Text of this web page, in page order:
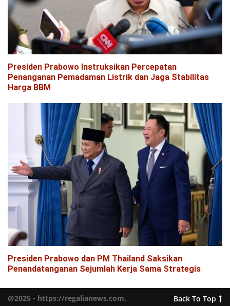
Presiden Prabowo Instruksikan Percepatan
Penanganan Pemadaman Listrik dan Jaga Stabilitas
Harga BBM
Presiden Prabowo dan PM Thailand Saksikan
Penandatanganan Sejumlah Kerja Sama Strategis
@2025 - https://regalianews.com. Back To Top